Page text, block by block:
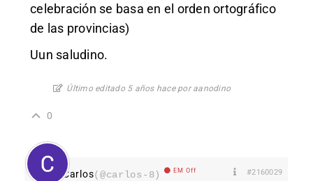
celebración se basa en el orden ortográfico
de las provincias)
Uun saludino.
Último editado 5 años hace por aanodino
0
Carlos(@carlos-8) EM Off #2160029